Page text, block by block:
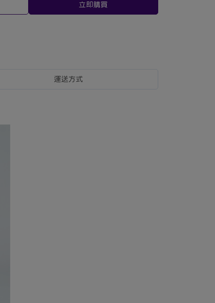
立即購買
運送方式